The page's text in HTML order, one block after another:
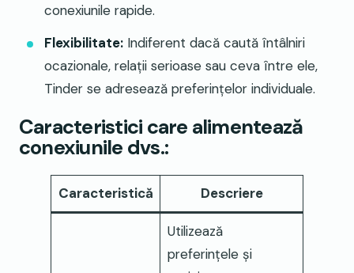
conexiunile rapide.
Flexibilitate: Indiferent dacă caută întâlniri
ocazionale, relații serioase sau ceva între ele,
Tinder se adresează preferințelor individuale.
Caracteristici care alimentează
conexiunile dvs.:
Caracteristică Descriere
Utilizează
preferințele și